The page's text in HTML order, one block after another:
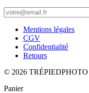
Mentions légales
CGV
Confidentialité
Retours
© 2026 TRÉPIEDPHOTO
Panier